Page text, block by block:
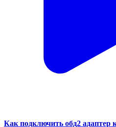
Как подключить обд2